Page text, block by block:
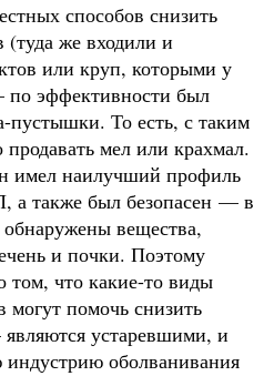
способов снизить
(туда же входили и
или круп, которыми у
по эффективности был
пустышки. То есть, с таким
мел или крахмал.
имел наилучший профиль
а также был безопасен — в
вещества,
и почки. Поэтому
том, что какие-то виды
помочь снизить
устаревшими, и
оболванивания